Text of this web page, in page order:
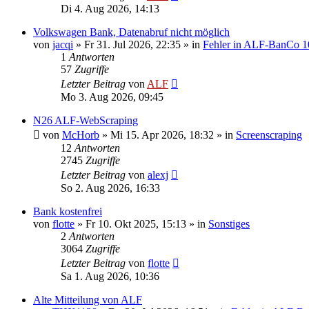
Di 4. Aug 2026, 14:13
Volkswagen Bank, Datenabruf nicht möglich
von jacqi » Fr 31. Jul 2026, 22:35 » in Fehler in ALF-BanCo
1 Antworten
57 Zugriffe
Letzter Beitrag von ALF
Mo 3. Aug 2026, 09:45
N26 ALF-WebScraping
von McHorb » Mi 15. Apr 2026, 18:32 » in Screenscraping
12 Antworten
2745 Zugriffe
Letzter Beitrag von alexj
So 2. Aug 2026, 16:33
Bank kostenfrei
von flotte » Fr 10. Okt 2025, 15:13 » in Sonstiges
2 Antworten
3064 Zugriffe
Letzter Beitrag von flotte
Sa 1. Aug 2026, 10:36
Alte Mitteilung von ALF